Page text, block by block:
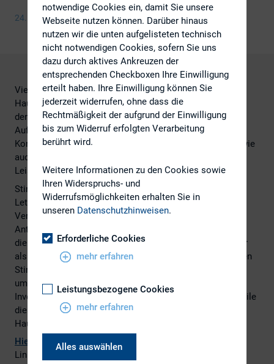
24. April 2015
Vielfach liegt die Vorbereitung der jährlichen
Hauptversammlung in
den Händen der Investor-Relations-Abteilung. Inhaltliche
Aufgaben wie die Vorbereitung der Tagesordnung, die
Konzeption von Rede und Präsentation des Vorstandes wie
auch rechtlich-organisatorische Aufgaben sind Teil des
Leistungs spektrums vieler IR-Abteilungen.
Stimmrechtsberater im Trend:
Letztlich zielen alle Vorbereitungen auf die erfolgreiche
Verabschiedung der Tagesordnungspunkte durch die
Anteilseigner. Doch welche Einflussmöglichkeiten haben
die IR-Abteilungen hier konkret? Zumindest deutlich mehr
als zumeist Anknüpfungspunkte sind hier die sogenannten
Stimmrechtsberater, die vielfältige Dienstleistungen rund
um Hauptversammlungen anbieten. Viele institutionelle
Investoren, deutsche wie internationale, nutzen mittlerweile
diesen Service zur Beurteilung der Tagesordnung für die
Hauptversammlung der Unternehmen.
Hier
gelangen Sie zum Artikel, geschrieben von Anke
Linnartz, GoingPublic.
notwendige Cookies ein, damit Sie unsere
Webseite nutzen können. Darüber hinaus
nutzen wir die unten aufgelisteten technisch
nicht notwendigen Cookies, sofern Sie uns
dazu durch aktives Ankreuzen der
entsprechenden Checkboxen Ihre Einwilligung
erteilt haben. Ihre Einwilligung können Sie
jederzeit widerrufen, ohne dass die
Rechtmäßigkeit der aufgrund der Einwilligung
bis zum Widerruf erfolgten Verarbeitung
berührt wird.
Weitere Informationen zu den Cookies sowie
Ihren Widerspruchs- und
Widerrufsmöglichkeiten erhalten Sie in
unseren Datenschutzhinweisen.
Erforderliche Cookies
mehr erfahren
Leistungsbezogene Cookies
mehr erfahren
Alles auswählen